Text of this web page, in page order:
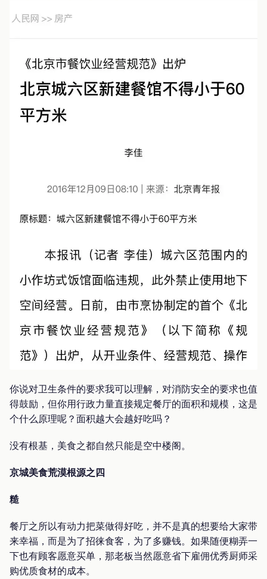
你说对卫生条件的要求我可以理解，对消防安全的要求也值
得鼓励，但你用行政力量直接规定餐厅的面积和规模，这是
个什么原理呢？面积越大会越好吃吗？
没有根基，美食之都自然只能是空中楼阁。
京城美食荒漠根源之四
糙
餐厅之所以有动力把菜做得好吃，并不是真的想要给大家带
来幸福，而是为了招徕食客，为了多赚钱。如果随便糊弄一
下也有顾客愿意买单，那老板当然愿意省下雇佣优秀厨师采
购优质食材的成本。